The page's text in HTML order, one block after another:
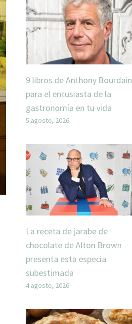
9 libros de Anthony Bourdain
para el entusiasta de la
gastronomía en tu vida
5 agosto, 2026
La receta de jarabe de
chocolate de Alton Brown
presenta esta especia
subestimada
4 agosto, 2026